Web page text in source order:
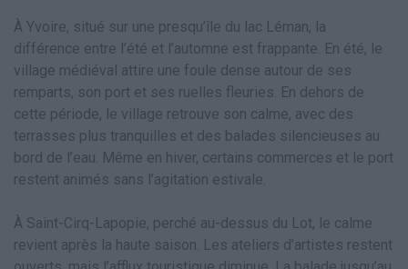
À Yvoire, situé sur une presqu’île du lac Léman, la
différence entre l’été et l’automne est frappante. En été, le
village médiéval attire une foule dense autour de ses
remparts, son port et ses ruelles fleuries. En dehors de
cette période, le village retrouve son calme, avec des
terrasses plus tranquilles et des balades silencieuses au
bord de l’eau. Même en hiver, certains commerces et le port
restent animés sans l’agitation estivale.
À Saint-Cirq-Lapopie, perché au-dessus du Lot, le calme
revient après la haute saison. Les ateliers d’artistes restent